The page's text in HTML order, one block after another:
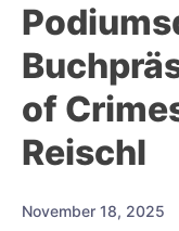
of
Reischl
November 18, 2025